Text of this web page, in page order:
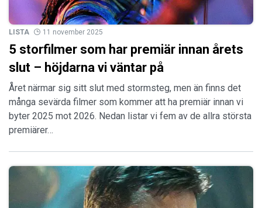
LISTA 11 november 2025
5 storfilmer som har premiär innan årets
slut – höjdarna vi väntar på
Året närmar sig sitt slut med stormsteg, men än finns det
många sevärda filmer som kommer att ha premiär innan vi
byter 2025 mot 2026. Nedan listar vi fem av de allra största
premiärer…